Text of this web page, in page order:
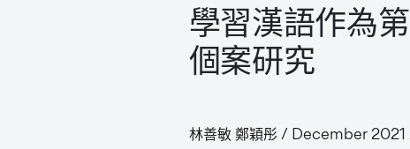
學習漢語作為
個案研究
林善敏 鄭穎彤 / December